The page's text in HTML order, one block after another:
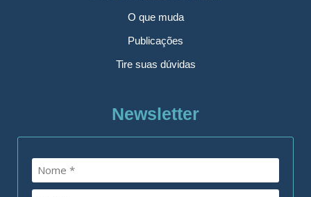
O que muda
Publicações
Tire suas dúvidas
Newsletter